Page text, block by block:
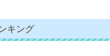
キング